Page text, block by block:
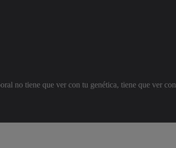
no tiene que ver con tu genética, tiene que ver